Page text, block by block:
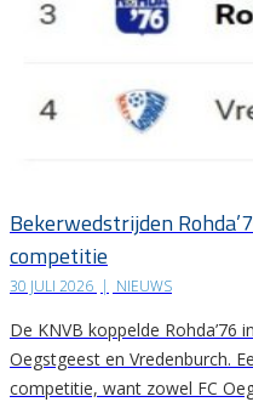
Bekerwedstrijden
competitie
30 JULI 2026 | NIEUWS
De KNVB koppelde Rohda’76
Oegstgeest en Vredenburch.
competitie, want zowel FC